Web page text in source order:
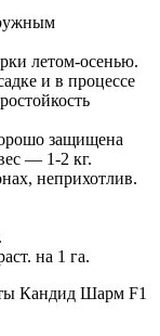
летом-осенью.
и в процессе
защищена
— 1-2 кг.
неприхотлив.
на 1 га.
Кандид Шарм F1